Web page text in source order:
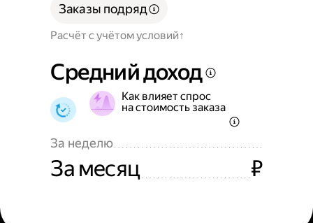
Расчёт с учётом условий
Заказы подряд
Средний доход
Как влияет спрос
на стоимость заказа
За неделю
За месяц ₽